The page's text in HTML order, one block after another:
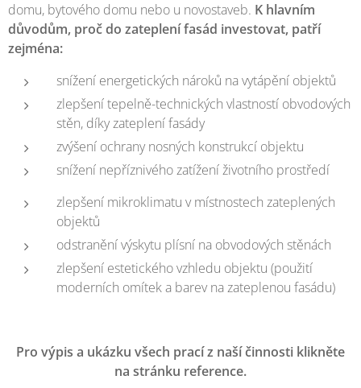
domu, bytového domu nebo u novostaveb. K hlavním
důvodům, proč do zateplení fasád investovat, patří
zejména:
snížení energetických nároků na vytápění objektů
zlepšení tepelně-technických vlastností obvodových
stěn, díky zateplení fasády
zvýšení ochrany nosných konstrukcí objektu
snížení nepříznivého zatížení životního prostředí
zlepšení mikroklimatu v místnostech zateplených
objektů
odstranění výskytu plísní na obvodových stěnách
zlepšení estetického vzhledu objektu (použití
moderních omítek a barev na zateplenou fasádu)
Pro výpis a ukázku všech prací z naší činnosti klikněte
na stránku reference.